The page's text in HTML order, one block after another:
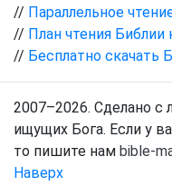
// Параллельное
// План чтения
// Бесплатно скачать
2007–2026. Сделано
ищущих Бога. Если у
то пишите нам bible-
Наверх